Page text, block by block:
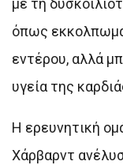
με τη
όπως
εντέρου, αλλά
υγεία της
Η ερευνητική
Χάρβαρντ